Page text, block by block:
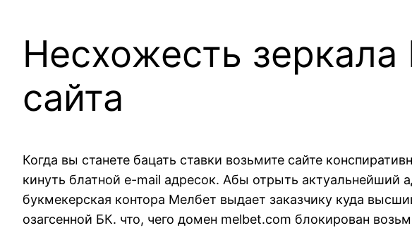
Несхожесть
сайта
Когда вы станете бацать ставки возьмите сайте
кинуть блатной e-mail адресок. Абы отрыть актуальнейший
букмекерская контора Мелбет выдает заказчику куда
озагсенной БК. что, чего домен melbet.com блокирован